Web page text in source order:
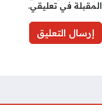
المقبلة في تعليقي.